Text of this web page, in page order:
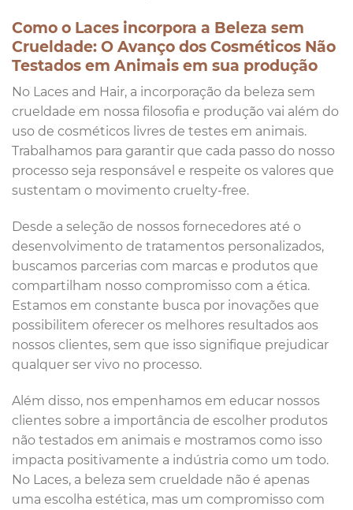
Como o Laces incorpora a Beleza sem
Crueldade: O Avanço dos Cosméticos Não
Testados em Animais em sua produção
No Laces and Hair, a incorporação da beleza sem
crueldade em nossa filosofia e produção vai além do
uso de cosméticos livres de testes em animais.
Trabalhamos para garantir que cada passo do nosso
processo seja responsável e respeite os valores que
sustentam o movimento cruelty-free.
Desde a seleção de nossos fornecedores até o
desenvolvimento de tratamentos personalizados,
buscamos parcerias com marcas e produtos que
compartilham nosso compromisso com a ética.
Estamos em constante busca por inovações que
possibilitem oferecer os melhores resultados aos
nossos clientes, sem que isso signifique prejudicar
qualquer ser vivo no processo.
Além disso, nos empenhamos em educar nossos
clientes sobre a importância de escolher produtos
não testados em animais e mostramos como isso
impacta positivamente a indústria como um todo.
No Laces, a beleza sem crueldade não é apenas
uma escolha estética, mas um compromisso com